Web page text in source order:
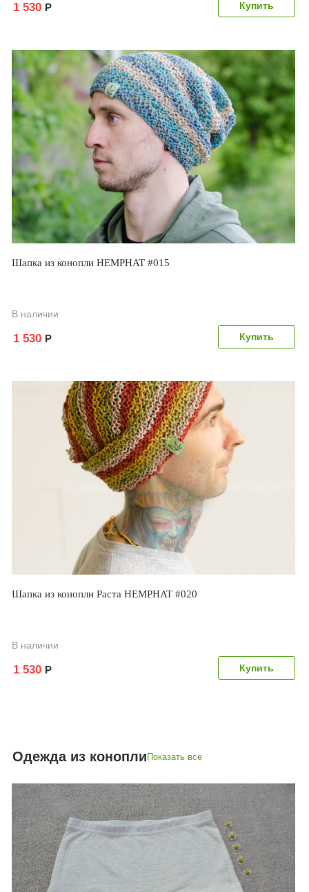
1 530 Р
Шапка из конопли HEMPHAT #015
В наличии
1 530 Р
Шапка из конопли Раста HEMPHAT #020
В наличии
1 530 Р
Одежда из конопли Показать все